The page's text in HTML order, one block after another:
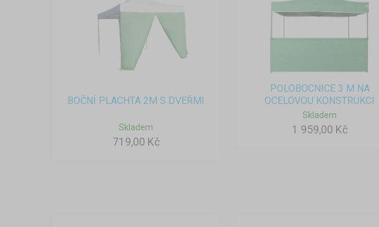
BOČNÍ PLACHTA 2M S DVEŘMI
Skladem
719,00 Kč
POLOBOCNICE 3 M NA
OCELOVOU KONSTRUKCI
Skladem
1 959,00 Kč